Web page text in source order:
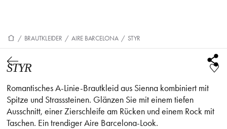
/ BRAUTKLEIDER / AIRE BARCELONA / STYR
STYR
Romantisches A-Linie-Brautkleid aus Sienna kombiniert mit
Spitze und Strasssteinen. Glänzen Sie mit einem tiefen
Ausschnitt, einer Zierschleife am Rücken und einem Rock mit
Taschen. Ein trendiger Aire Barcelona-Look.